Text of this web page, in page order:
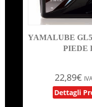
YAMALUBE
PIEDE
22,89€
Dettagli